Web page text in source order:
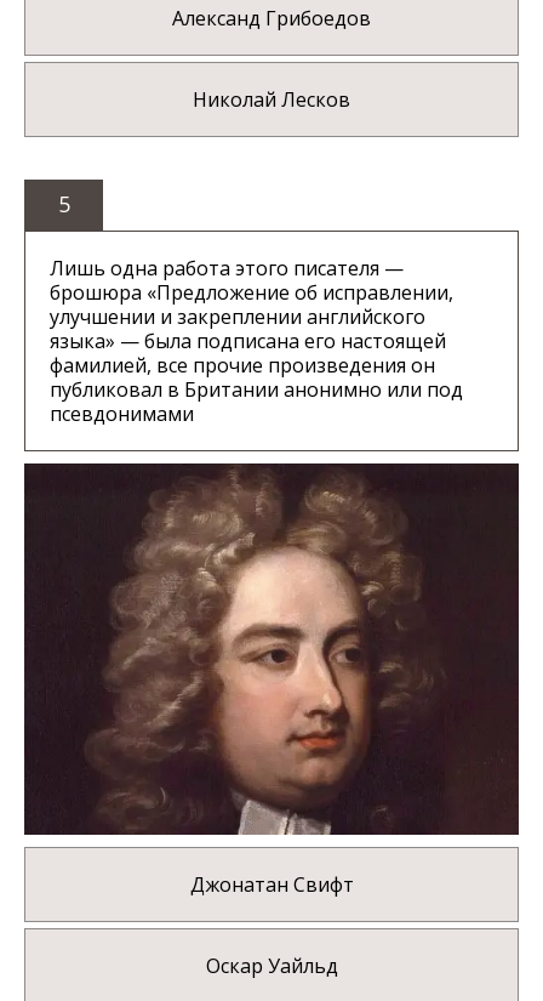
Александ Грибоедов
Николай Лесков
5
Лишь одна работа этого писателя —
брошюра «Предложение об исправлении,
улучшении и закреплении английского
языка» — была подписана его настоящей
фамилией, все прочие произведения он
публиковал в Британии анонимно или под
псевдонимами
Джонатан Свифт
Оскар Уайльд